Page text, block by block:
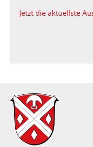
Jetzt die aktuellste